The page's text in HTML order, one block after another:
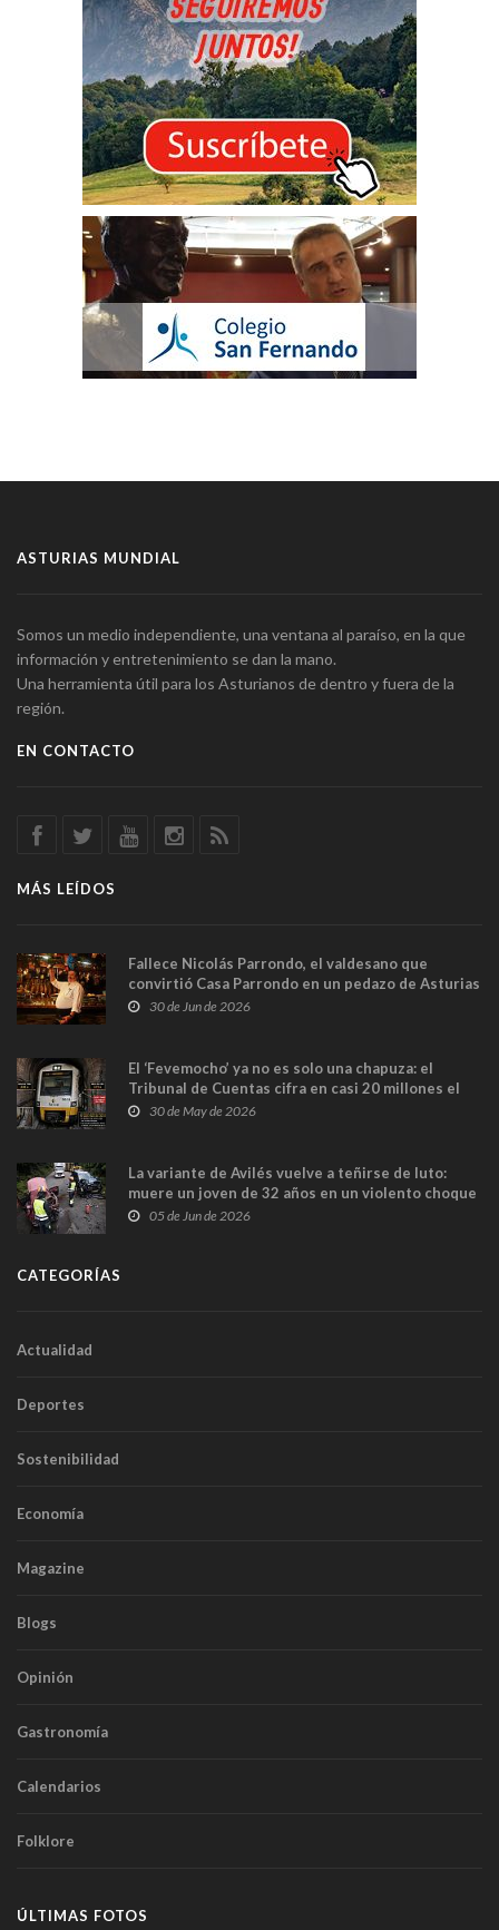
ASTURIAS MUNDIAL
Somos un medio independiente, una ventana al paraíso, en la que
información y entretenimiento se dan la mano.
Una herramienta útil para los Asturianos de dentro y fuera de la
región.
EN CONTACTO
MÁS LEÍDOS
Fallece Nicolás Parrondo, el valdesano que
convirtió Casa Parrondo en un pedazo de Asturias
en Madrid
30 de Jun de 2026
El ‘Fevemocho’ ya no es solo una chapuza: el
Tribunal de Cuentas cifra en casi 20 millones el
sobrecoste de los trenes que no cabían por los
30 de May de 2026
La variante de Avilés vuelve a teñirse de luto:
muere un joven de 32 años en un violento choque
frontal
05 de Jun de 2026
CATEGORÍAS
Actualidad
Deportes
Sostenibilidad
Economía
Magazine
Blogs
Opinión
Gastronomía
Calendarios
Folklore
ÚLTIMAS FOTOS